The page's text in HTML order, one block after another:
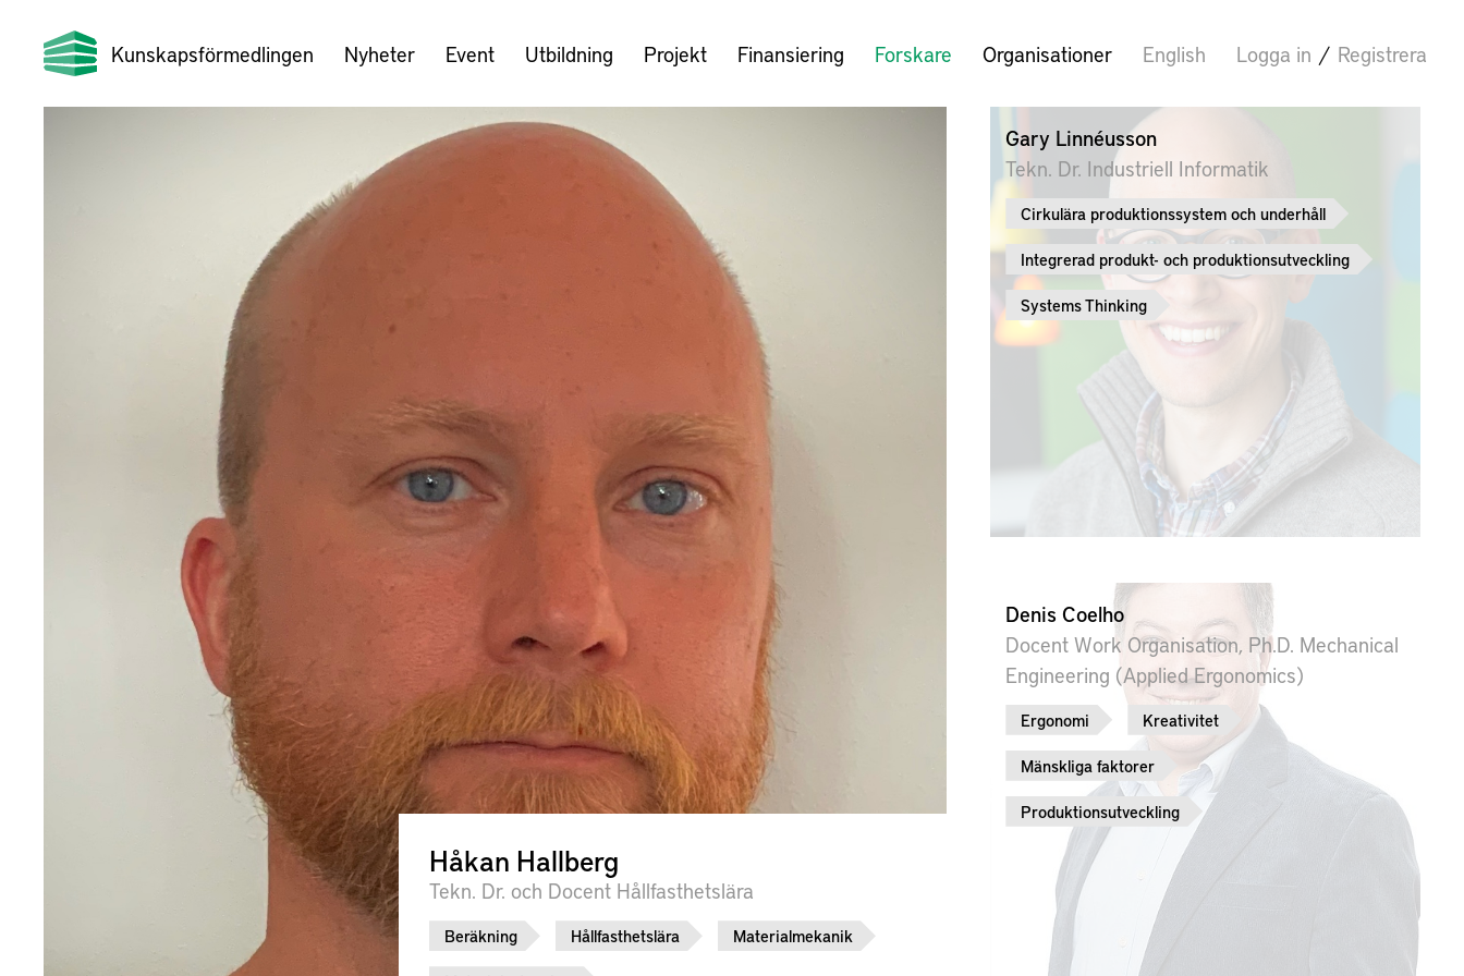
Kunskapsförmedlingen Nyheter Event Utbildning Projekt Finansiering Forskare Organisationer English Logga in / Registrera
Håkan Hallberg
Tekn. Dr. och Docent Hållfasthetslära
Beräkning Hållfasthetslära Materialmekanik
Gary Linnéusson
Tekn. Dr. Industriell Informatik
Cirkulära produktionssystem och underhåll
Integrerad produkt- och produktionsutveckling
Systems Thinking
Denis Coelho
Docent Work Organisation, Ph.D. Mechanical
Engineering (Applied Ergonomics)
Ergonomi Kreativitet
Mänskliga faktorer
Produktionsutveckling